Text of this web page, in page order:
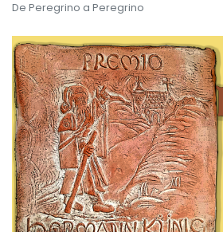
De Peregrino a Peregrino